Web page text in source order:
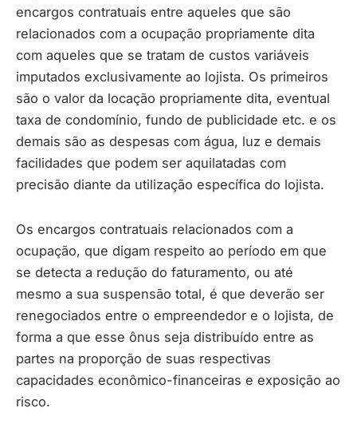
encargos contratuais entre aqueles que são
relacionados com a ocupação propriamente dita
com aqueles que se tratam de custos variáveis
imputados exclusivamente ao lojista. Os primeiros
são o valor da locação propriamente dita, eventual
taxa de condomínio, fundo de publicidade etc. e os
demais são as despesas com água, luz e demais
facilidades que podem ser aquilatadas com
precisão diante da utilização específica do lojista.
Os encargos contratuais relacionados com a
ocupação, que digam respeito ao período em que
se detecta a redução do faturamento, ou até
mesmo a sua suspensão total, é que deverão ser
renegociados entre o empreendedor e o lojista, de
forma a que esse ônus seja distribuído entre as
partes na proporção de suas respectivas
capacidades econômico-financeiras e exposição ao
risco.